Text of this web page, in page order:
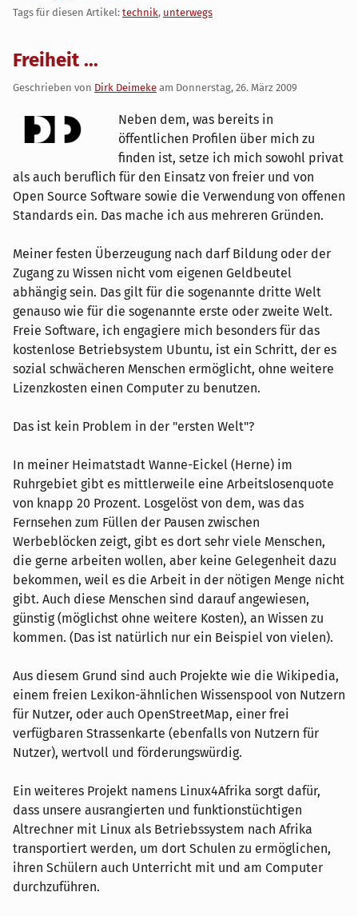
Tags für diesen Artikel: technik, unterwegs
Freiheit ...
Geschrieben von Dirk Deimeke am Donnerstag, 26. März 2009
Neben dem, was bereits in
öffentlichen Profilen über mich zu
finden ist, setze ich mich sowohl privat
als auch beruflich für den Einsatz von freier und von
Open Source Software sowie die Verwendung von offenen
Standards ein. Das mache ich aus mehreren Gründen.
Meiner festen Überzeugung nach darf Bildung oder der
Zugang zu Wissen nicht vom eigenen Geldbeutel
abhängig sein. Das gilt für die sogenannte dritte Welt
genauso wie für die sogenannte erste oder zweite Welt.
Freie Software, ich engagiere mich besonders für das
kostenlose Betriebsystem Ubuntu, ist ein Schritt, der es
sozial schwächeren Menschen ermöglicht, ohne weitere
Lizenzkosten einen Computer zu benutzen.
Das ist kein Problem in der "ersten Welt"?
In meiner Heimatstadt Wanne-Eickel (Herne) im
Ruhrgebiet gibt es mittlerweile eine Arbeitslosenquote
von knapp 20 Prozent. Losgelöst von dem, was das
Fernsehen zum Füllen der Pausen zwischen
Werbeblöcken zeigt, gibt es dort sehr viele Menschen,
die gerne arbeiten wollen, aber keine Gelegenheit dazu
bekommen, weil es die Arbeit in der nötigen Menge nicht
gibt. Auch diese Menschen sind darauf angewiesen,
günstig (möglichst ohne weitere Kosten), an Wissen zu
kommen. (Das ist natürlich nur ein Beispiel von vielen).
Aus diesem Grund sind auch Projekte wie die Wikipedia,
einem freien Lexikon-ähnlichen Wissenspool von Nutzern
für Nutzer, oder auch OpenStreetMap, einer frei
verfügbaren Strassenkarte (ebenfalls von Nutzern für
Nutzer), wertvoll und förderungswürdig.
Ein weiteres Projekt namens Linux4Afrika sorgt dafür,
dass unsere ausrangierten und funktionstüchtigen
Altrechner mit Linux als Betriebssystem nach Afrika
transportiert werden, um dort Schulen zu ermöglichen,
ihren Schülern auch Unterricht mit und am Computer
durchzuführen.